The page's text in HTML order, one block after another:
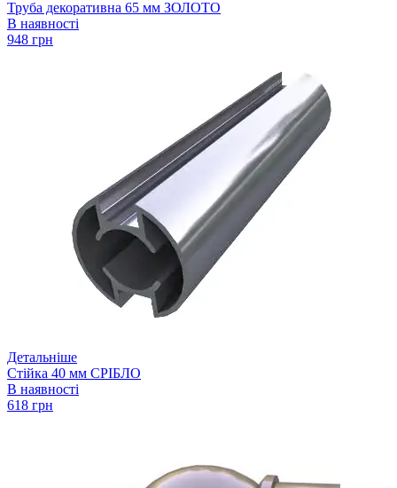
Труба декоративна 65 мм ЗОЛОТО
В наявності
948 грн
Детальніше
Стійка 40 мм СРІБЛО
В наявності
618 грн